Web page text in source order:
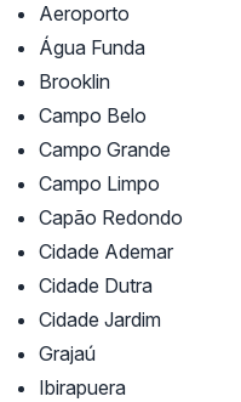
Aeroporto
Água Funda
Brooklin
Campo Belo
Campo Grande
Campo Limpo
Capão Redondo
Cidade Ademar
Cidade Dutra
Cidade Jardim
Grajaú
Ibirapuera